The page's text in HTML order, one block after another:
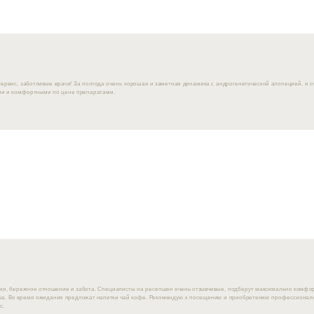
заботливые врачи! За полгода очень хорошая и заметная динамика с андрогенетической алопецией, я
и комфортными по цене препаратами.
бережное отношение и забота. Специалисты на ресепшен очень отзывчивые, подберут максимально
Во время ожидания предложат напитки чай кофе. Рекомендую к посещению и приобретению